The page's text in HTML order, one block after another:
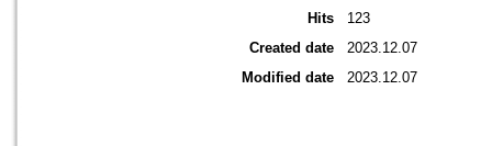
Hits
123
Created date
2023.12.07
Modified date
2023.12.07